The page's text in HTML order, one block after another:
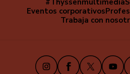
Navegación#Thyssenmultimedia
Eventos corporativos
Trabaja con
Instagram
Facebook
X